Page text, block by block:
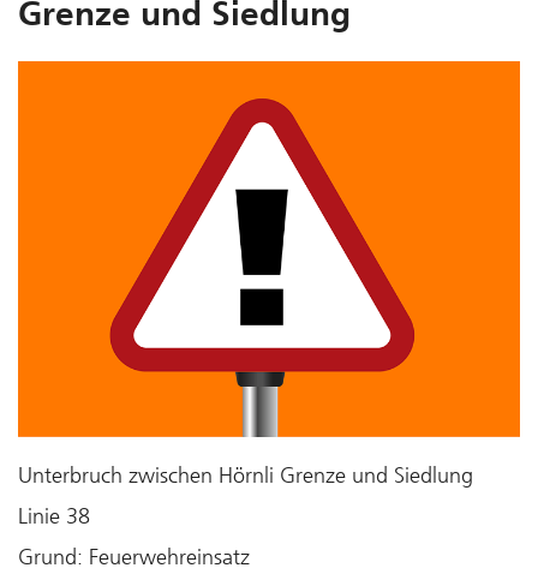
Grenze und Siedlung
Unterbruch zwischen Hörnli Grenze und Siedlung
Linie 38
Grund: Feuerwehreinsatz